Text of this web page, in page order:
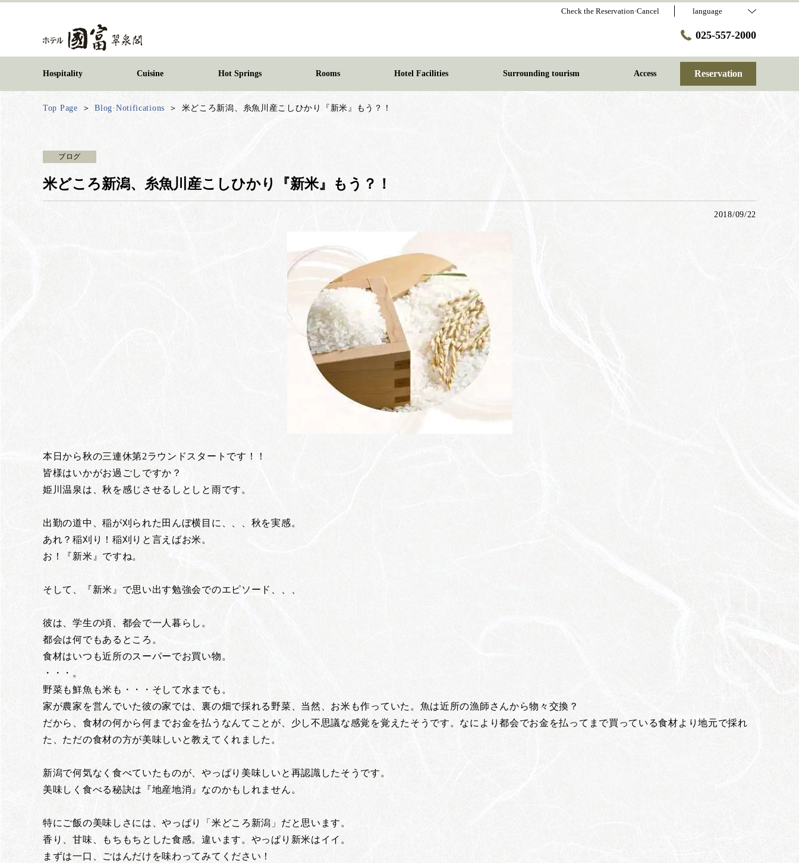
Check the Reservation·Cancel language
025-557-2000
Hospitality Cuisine Hot Springs Rooms Hotel Facilities Surrounding tourism Access Reservation
Top Page Blog·Notifications 米どころ新潟、糸魚川産こしひかり『新米』もう？！
ブログ
米どころ新潟、糸魚川産こしひかり『新米』もう？！
2018/09/22
本日から秋の三連休第2ラウンドスタートです！！
皆様はいかがお過ごしですか？
姫川温泉は、秋を感じさせるしとしと雨です。
出勤の道中、稲が刈られた田んぼ横目に、、、秋を実感。
あれ？稲刈り！稲刈りと言えばお米。
お！『新米』ですね。
そして、『新米』で思い出す勉強会でのエピソード、、、
彼は、学生の頃、都会で一人暮らし。
都会は何でもあるところ。
食材はいつも近所のスーパーでお買い物。
・・・。
野菜も鮮魚も米も・・・そして水までも。
家が農家を営んでいた彼の家では、裏の畑で採れる野菜、当然、お米も作っていた。魚は近所の漁師さんから物々交換？
だから、食材の何から何までお金を払うなんてことが、少し不思議な感覚を覚えたそうです。なにより都会でお金を払ってまで買っている食材より地元で採れ
た、ただの食材の方が美味しいと教えてくれました。
新潟で何気なく食べていたものが、やっぱり美味しいと再認識したそうです。
美味しく食べる秘訣は『地産地消』なのかもしれません。
特にご飯の美味しさには、やっぱり「米どころ新潟」だと思います。
香り、甘味、もちもちとした食感。違います。やっぱり新米はイイ。
まずは一口、ごはんだけを味わってみてください！